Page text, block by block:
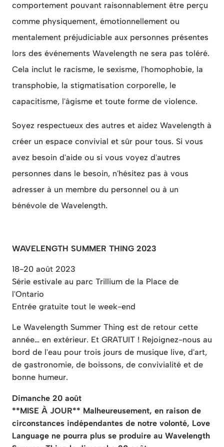
comportement pouvant raisonnablement être perçu
comme physiquement, émotionnellement ou
mentalement préjudiciable aux personnes présentes
lors des événements Wavelength ne sera pas toléré.
Cela inclut le racisme, le sexisme, l'homophobie, la
transphobie, la stigmatisation corporelle, le
capacitisme, l'âgisme et toute forme de violence.
Soyez respectueux des autres et aidez Wavelength à
créer un espace convivial et sûr pour tous. Si vous
avez besoin d'aide ou si vous voyez d'autres
personnes dans le besoin, n'hésitez pas à vous
adresser à un membre du personnel ou à un
bénévole de Wavelength.
WAVELENGTH SUMMER THING 2023
18-20 août 2023
Série estivale au parc Trillium de la Place de
l'Ontario
Entrée gratuite tout le week-end
Le Wavelength Summer Thing est de retour cette
année… en extérieur. Et GRATUIT ! Rejoignez-nous au
bord de l'eau pour trois jours de musique live, d'art,
de gastronomie, de boissons, de convivialité et de
bonne humeur.
Dimanche 20 août
**MISE À JOUR** Malheureusement, en raison de
circonstances indépendantes de notre volonté, Love
Language ne pourra plus se produire au Wavelength